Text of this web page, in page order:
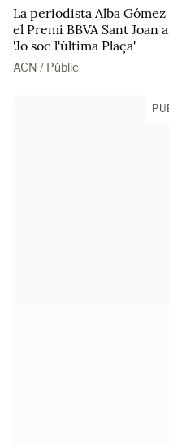
La periodista Alba
el Premi BBVA Sant Joan
'Jo soc l'última Plaça'
ACN / Públic